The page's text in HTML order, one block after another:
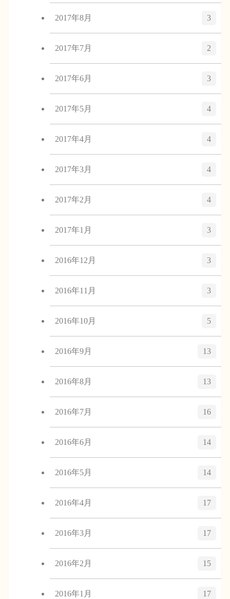
2017年8月 3
2017年7月 2
2017年6月 3
2017年5月 4
2017年4月 4
2017年3月 4
2017年2月 4
2017年1月 3
2016年12月 3
2016年11月 3
2016年10月 5
2016年9月 13
2016年8月 13
2016年7月 16
2016年6月 14
2016年5月 14
2016年4月 17
2016年3月 17
2016年2月 15
2016年1月 17